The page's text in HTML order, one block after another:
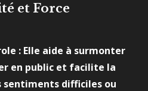
et Force
: Elle aide à surmonter
en public et facilite la
sentiments difficiles ou